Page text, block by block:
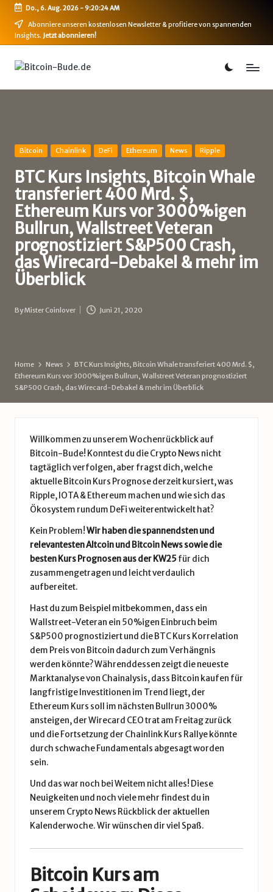
Skip
Do., 6. Aug. 2026-9:20:25 AM
Abonniere unseren kostenlosen Newsletter & profitiere von spannenden
Insights. Jetzt abonnieren!
B
i
o
i
n
-
B
u
d
e
Bitcoin,
Posted
Bitcoin Chainlink DeFi Ethereum News Ripple
BTC Kurs Insights, Bitcoin Whale
transferiert 400 Mrd. $,
Ethereum Kurs vor 3000%igen
Bullrun, Wallstreet Veteran
prognostiziert S&P500 Crash,
das Wirecard-Debakel & mehr im
Überblick
Posted
ByMister Coinlover Juni 21, 2020
Home News
BTC Kurs Insights, Bitcoin Whale transferiert 400 Mrd. $,
Ethereum Kurs vor 3000%igen Bullrun, Wallstreet Veteran prognostiziert
S&P500 Crash, das Wirecard-Debakel & mehr im Überblick
Willkommen zu unserem Wochenrückblick auf
Bitcoin-Bude! Konntest du die Crypto News nicht
tagtäglich verfolgen, aber fragst dich, welche
aktuelle Bitcoin Kurs Prognose derzeit kursiert, was
Ripple, IOTA & Ethereum machen und wie sich das
Ökosystem rundum DeFi weiterentwickelt hat?
Kein Problem!Wir haben die spannendsten und
relevantesten Altcoin und Bitcoin News sowie die
besten Kurs Prognosen aus der KW25für dich
zusammengetragen und leicht verdaulich
aufbereitet.
Hast du zum Beispiel mitbekommen, dass ein
Wallstreet-Veteran ein 50%igen Einbruch beim
S&P500 prognostiziert und die BTC Kurs Korrelation
dem Preis von Bitcoin dadurch zum Verhängnis
werden könnte? Währenddessen zeigt die neueste
Marktanalyse von Chainalysis, dass Bitcoin kaufen für
langfristige Investitionen im Trend liegt, der
Ethereum Kurs soll im nächsten Bullrun 3000%
ansteigen, der Wirecard CEO trat am Freitag zurück
und die Fortsetzung der Chainlink Kurs Rallye könnte
durch schwache Fundamentals abgesagt worden
sein.
Und das war noch bei Weitem nicht alles! Diese
Neuigkeiten und noch viele mehr findest du in
unserem Crypto News Rückblick der aktuellen
Kalenderwoche. Wir wünschen dir viel Spaß.
Bitcoin Kurs am